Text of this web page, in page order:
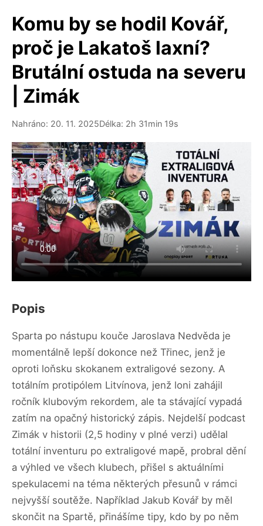
Komu by se hodil Kovář,
proč je Lakatoš laxní?
Brutální ostuda na severu
| Zimák
Nahráno: 20. 11. 2025Délka: 2h 31min 19s
Popis
Sparta po nástupu kouče Jaroslava Nedvěda je
momentálně lepší dokonce než Třinec, jenž je
oproti loňsku skokanem extraligové sezony. A
totálním protipólem Litvínova, jenž loni zahájil
ročník klubovým rekordem, ale ta stávající vypadá
zatím na opačný historický zápis. Nejdelší podcast
Zimák v historii (2,5 hodiny v plné verzi) udělal
totální inventuru po extraligové mapě, probral dění
a výhled ve všech klubech, přišel s aktuálními
spekulacemi na téma některých přesunů v rámci
nejvyšší soutěže. Například Jakub Kovář by měl
skončit na Spartě, přinášíme tipy, kdo by po něm